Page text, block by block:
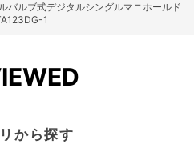
バルブ式デジタルシングルマニホールド
1
から探す